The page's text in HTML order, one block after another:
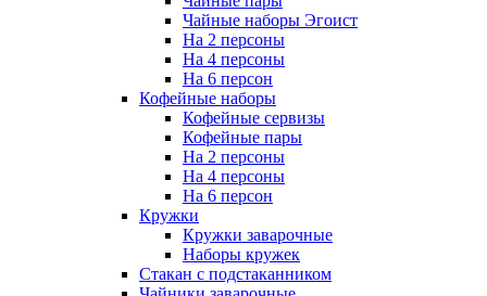
Чайные наборы Эгоист
На 2 персоны
На 4 персоны
На 6 персон
Кофейные наборы
Кофейные сервизы
Кофейные пары
На 2 персоны
На 4 персоны
На 6 персон
Кружки
Кружки заварочные
Наборы кружек
Стакан с подстаканником